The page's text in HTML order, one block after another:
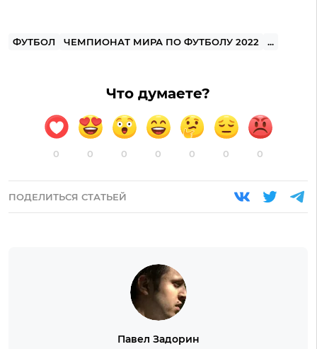
ФУТБОЛ ЧЕМПИОНАТ МИРА ПО ФУТБОЛУ 2022 ...
Что думаете?
0 0 0 0 0 0 0
ПОДЕЛИТЬСЯ СТАТЬЕЙ
Павел Задорин